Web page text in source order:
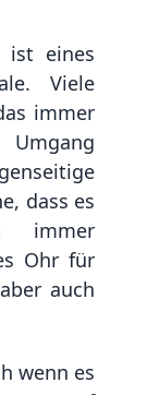
ist eines
Viele
immer
dass es
immer
Ohr für
auch
wenn es